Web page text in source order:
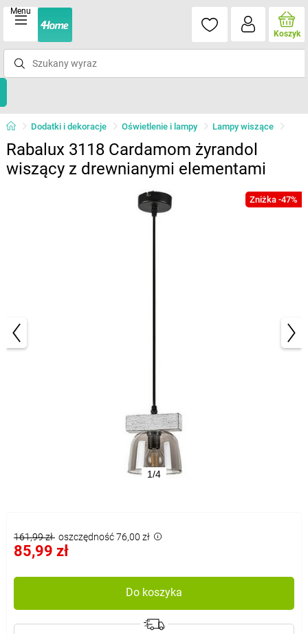
Menu
Koszyk
Dodatki i dekoracje Oświetlenie i lampy Lampy wiszące
Rabalux 3118 Cardamom żyrandol
wiszący z drewnianymi elementami
Zniżka -47%
1/4
161,99 zł oszczędność 76,00 zł
85,99 zł
Do koszyka